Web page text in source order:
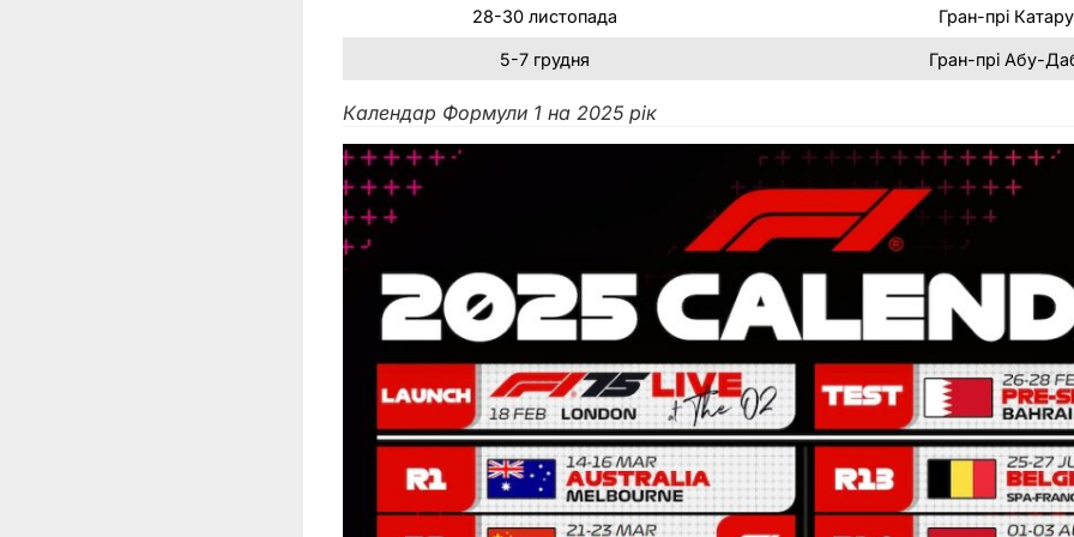
28-30 листопада Гран-прі Катару
5-7 грудня Гран-прі Абу-
Календар Формули 1 на 2025 рік